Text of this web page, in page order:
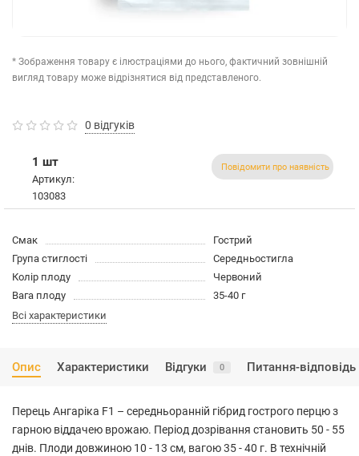
* Зображення товару є ілюстраціями до нього, фактичний зовнішній
вигляд товару може відрізнятися від представленого.
0 відгуків
1 шт
Артикул:
103083
Повідомити про наявність
Смак
Гострий
Група стиглості
Середньостигла
Колір плоду
Червоний
Вага плоду
35-40 г
Всі характеристики
Опис Характеристики Відгуки 0 Питання-відповідь
Перець Ангаріка F1 – середньоранній гібрид гострого перцю з
гарною віддачею врожаю. Період дозрівання становить 50 - 55
днів. Плоди довжиною 10 - 13 см, вагою 35 - 40 г. В технічній